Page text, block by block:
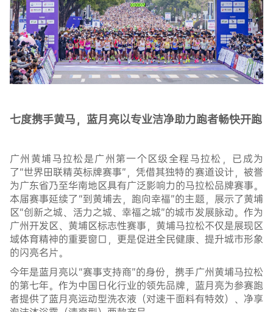
七度携手黄马，蓝月亮以专业洁净助力跑者畅快开跑
广州黄埔马拉松是广州第一个区级全程马拉松，已成为
了“世界田联精英标牌赛事”，凭借其独特的赛道设计，被誉
为广东省乃至华南地区具有广泛影响力的马拉松品牌赛事。
本届赛事延续了“到黄埔去，跑向幸福”的主题，展示了黄埔
区“创新之城、活力之城、幸福之城”的城市发展脉动。作为
广州开发区、黄埔区标志性赛事，黄埔马拉松不仅是展现区
域体育精神的重要窗口，更是促进全民健康、提升城市形象
的闪亮名片。
今年是蓝月亮以“赛事支持商”的身份，携手广州黄埔马拉松
的第七年。作为中国日化行业的领先品牌，蓝月亮为参赛跑
者提供了蓝月亮运动型洗衣液（对速干面料有特效）、净享